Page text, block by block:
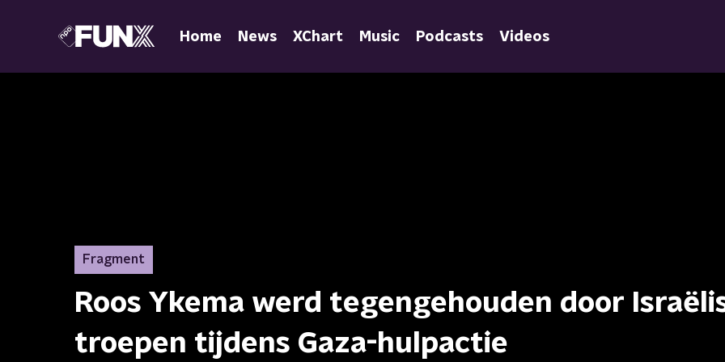
Home News XChart Music Podcasts Videos
Fragment
Roos Ykema werd tegengehouden door
troepen tijdens Gaza-hulpactie